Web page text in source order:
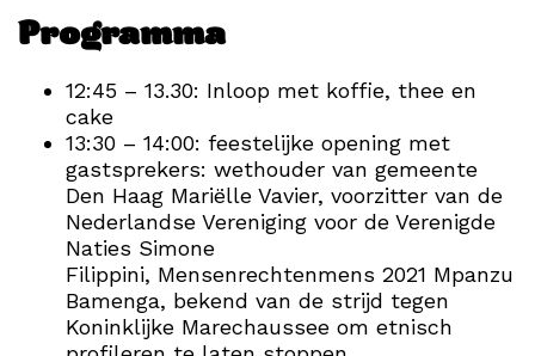
Programma
12:45 – 13.30: Inloop met koffie, thee en
cake
13:30 – 14:00: feestelijke opening met
gastsprekers: wethouder van gemeente
Den Haag Mariëlle Vavier, voorzitter van de
Nederlandse Vereniging voor de Verenigde
Naties Simone
Filippini, Mensenrechtenmens 2021 Mpanzu
Bamenga, bekend van de strijd tegen
Koninklijke Marechaussee om etnisch